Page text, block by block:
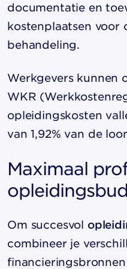
documentatie en
kostenplaatsen voor
behandeling.
Werkgevers kunnen
WKR
opleidingskosten
van 1,92% van de
Maximaal
Om succesvol
combineer je